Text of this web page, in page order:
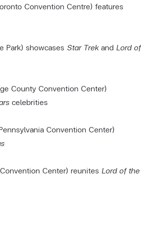
Convention Centre) features
Park) showcases Star Trekand Lord of
County Convention Center)
celebrities
Convention Center)
Center) reunites Lord of the